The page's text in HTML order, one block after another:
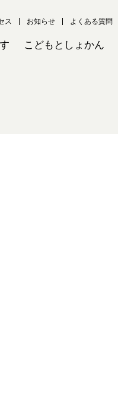
ス お知らせ よくある質問
こどもとしょかん